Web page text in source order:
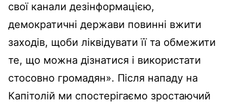
свої канали дезінформацією,
демократичні держави повинні вжити
заходів, щоби ліквідувати її та обмежити
те, що можна дізнатися і використати
стосовно громадян». Після нападу на
Капітолій ми спостерігаємо зростаючий